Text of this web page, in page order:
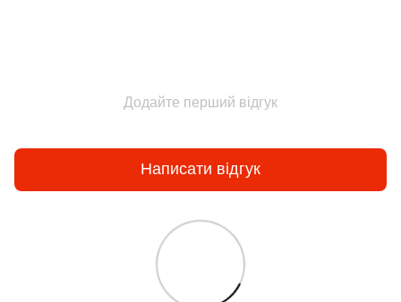
Додайте перший відгук
Написати відгук